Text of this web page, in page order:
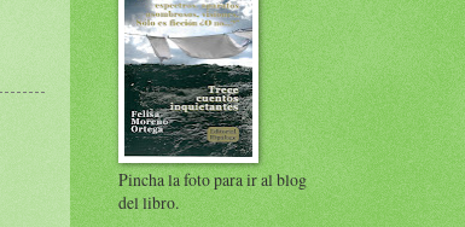
Pincha la foto para ir al blog
del libro.